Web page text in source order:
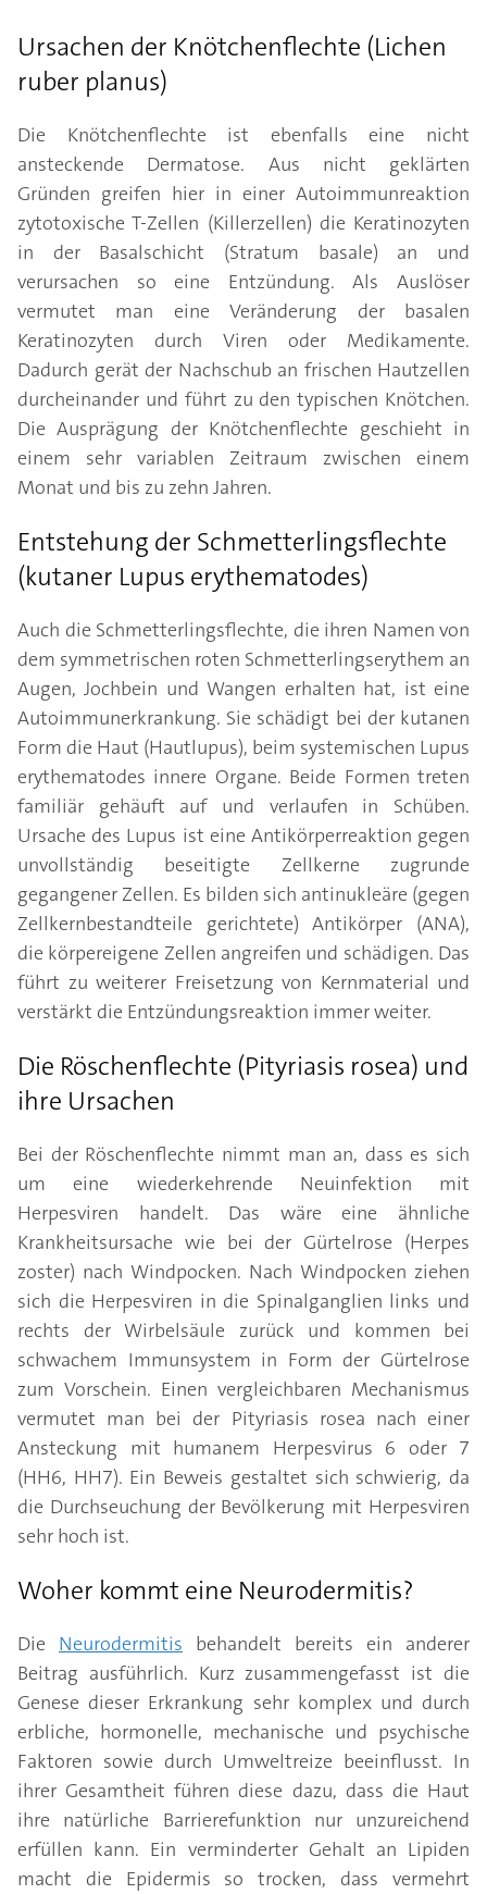
Ursachen der Knötchenflechte (Lichen
ruber planus)
Die Knötchenflechte ist ebenfalls eine nicht
ansteckende Dermatose. Aus nicht geklärten
Gründen greifen hier in einer Autoimmunreaktion
zytotoxische T-Zellen (Killerzellen) die Keratinozyten
in der Basalschicht (Stratum basale) an und
verursachen so eine Entzündung. Als Auslöser
vermutet man eine Veränderung der basalen
Keratinozyten durch Viren oder Medikamente.
Dadurch gerät der Nachschub an frischen Hautzellen
durcheinander und führt zu den typischen Knötchen.
Die Ausprägung der Knötchenflechte geschieht in
einem sehr variablen Zeitraum zwischen einem
Monat und bis zu zehn Jahren.
Entstehung der Schmetterlingsflechte
(kutaner Lupus erythematodes)
Auch die Schmetterlingsflechte, die ihren Namen von
dem symmetrischen roten Schmetterlingserythem an
Augen, Jochbein und Wangen erhalten hat, ist eine
Autoimmunerkrankung. Sie schädigt bei der kutanen
Form die Haut (Hautlupus), beim systemischen Lupus
erythematodes innere Organe. Beide Formen treten
familiär gehäuft auf und verlaufen in Schüben.
Ursache des Lupus ist eine Antikörperreaktion gegen
unvollständig beseitigte Zellkerne zugrunde
gegangener Zellen. Es bilden sich antinukleäre (gegen
Zellkernbestandteile gerichtete) Antikörper (ANA),
die körpereigene Zellen angreifen und schädigen. Das
führt zu weiterer Freisetzung von Kernmaterial und
verstärkt die Entzündungsreaktion immer weiter.
Die Röschenflechte (Pityriasis rosea) und
ihre Ursachen
Bei der Röschenflechte nimmt man an, dass es sich
um eine wiederkehrende Neuinfektion mit
Herpesviren handelt. Das wäre eine ähnliche
Krankheitsursache wie bei der Gürtelrose (Herpes
zoster) nach Windpocken. Nach Windpocken ziehen
sich die Herpesviren in die Spinalganglien links und
rechts der Wirbelsäule zurück und kommen bei
schwachem Immunsystem in Form der Gürtelrose
zum Vorschein. Einen vergleichbaren Mechanismus
vermutet man bei der Pityriasis rosea nach einer
Ansteckung mit humanem Herpesvirus 6 oder 7
(HH6, HH7). Ein Beweis gestaltet sich schwierig, da
die Durchseuchung der Bevölkerung mit Herpesviren
sehr hoch ist.
Woher kommt eine Neurodermitis?
Die Neurodermitis behandelt bereits ein anderer
Beitrag ausführlich. Kurz zusammengefasst ist die
Genese dieser Erkrankung sehr komplex und durch
erbliche, hormonelle, mechanische und psychische
Faktoren sowie durch Umweltreize beeinflusst. In
ihrer Gesamtheit führen diese dazu, dass die Haut
ihre natürliche Barrierefunktion nur unzureichend
erfüllen kann. Ein verminderter Gehalt an Lipiden
macht die Epidermis so trocken, dass vermehrt